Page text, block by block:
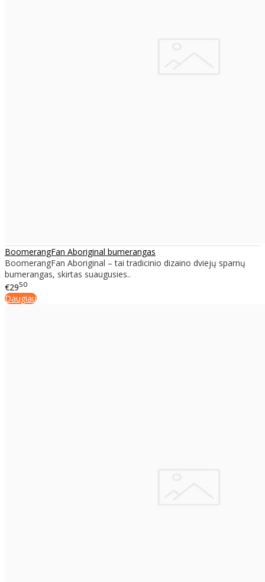
BoomerangFan Aboriginal bumerangas
​BoomerangFan Aboriginal – tai tradicinio dizaino dviejų sparnų
bumerangas, skirtas suaugusies..
€2950
Daugiau